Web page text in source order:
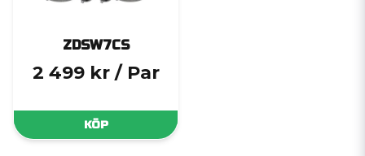
ZDSW7CS
2 499 kr / Par
KÖP